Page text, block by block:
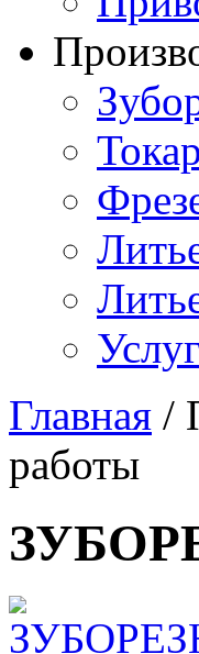
Главная /
работы